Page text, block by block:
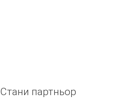
Стани партньор